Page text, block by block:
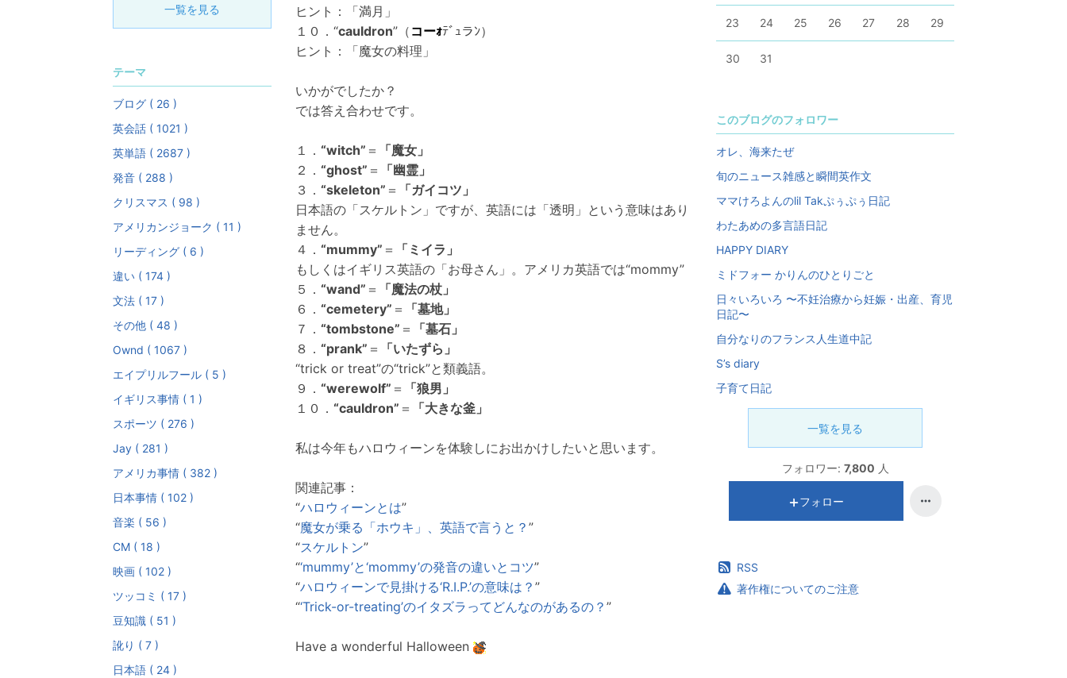
ヒント：「満月」
１０．“cauldron”（ コーｫﾃﾞｭラﾝ）
ヒント：「魔女の料理」
いかがでしたか？
では答え合わせです。
１． “witch” ＝
「魔女」
２． “ghost” ＝
「幽霊」
３． “skeleton” ＝
「ガイコツ」
日本語の「スケルトン」ですが、英語には「透明」という意味はあり
ません。
４． “mummy” ＝
「ミイラ」
もしくはイギリス英語の「お母さん」。アメリカ英語では“mommy”
５． “wand” ＝
「魔法の杖」
６． “cemetery” ＝
「墓地」
７． “tombstone” ＝
「墓石」
８． “prank” ＝
「いたずら」
“trick or treat”の“trick”と類義語。
９． “werewolf” ＝
「狼男」
１０． “cauldron” ＝ 「大きな釜」
私は今年もハロウィーンを体験しにお出かけしたいと思います。
関連記事：
“ハロウィーンとは”
“魔女が乗る「ホウキ」、英語で言うと？ ”
“スケルトン”
“‘mummy’と‘mommy’の発音の違いとコツ”
“ハロウィーンで見掛ける‘R.I.P.’の意味は？ ”
“‘Trick-or-treating’のイタズラってどんなのがあるの？ ”
Have a wonderful Halloween
23 24 25 26 27 28 29
30 31
このブログのフォロワー
オレ、海来たぜ
旬のニュース雑感と瞬間英作文
ママけろよんのlil Takぷぅぷぅ日記
わたあめの多言語日記
HAPPY DIARY
ミドフォー かりんのひとりごと
日々いろいろ 〜不妊治療から妊娠・出産、育児
日記〜
自分なりのフランス人生道中記
S’s diary
子育て日記
一覧を見る
フォロワー: 7,800 人
フォロー
RSS
著作権についてのご注意
一覧を見る
テーマ
ブログ ( 26 )
英会話 ( 1021 )
英単語 ( 2687 )
発音 ( 288 )
クリスマス ( 98 )
アメリカンジョーク ( 11 )
リーディング ( 6 )
違い ( 174 )
文法 ( 17 )
その他 ( 48 )
Ownd ( 1067 )
エイプリルフール ( 5 )
イギリス事情 ( 1 )
スポーツ ( 276 )
Jay ( 281 )
アメリカ事情 ( 382 )
日本事情 ( 102 )
音楽 ( 56 )
CM ( 18 )
映画 ( 102 )
ツッコミ ( 17 )
豆知識 ( 51 )
訛り ( 7 )
日本語 ( 24 )